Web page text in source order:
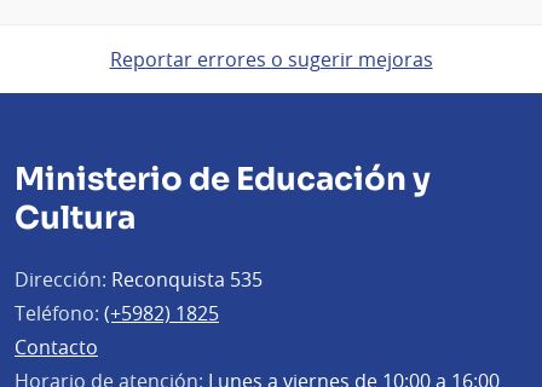
Reportar errores o sugerir mejoras
Ministerio de Educación y
Cultura
Dirección: Reconquista 535
Teléfono: (+5982) 1825
Contacto
Horario de atención: Lunes a viernes de 10:00 a 16:00